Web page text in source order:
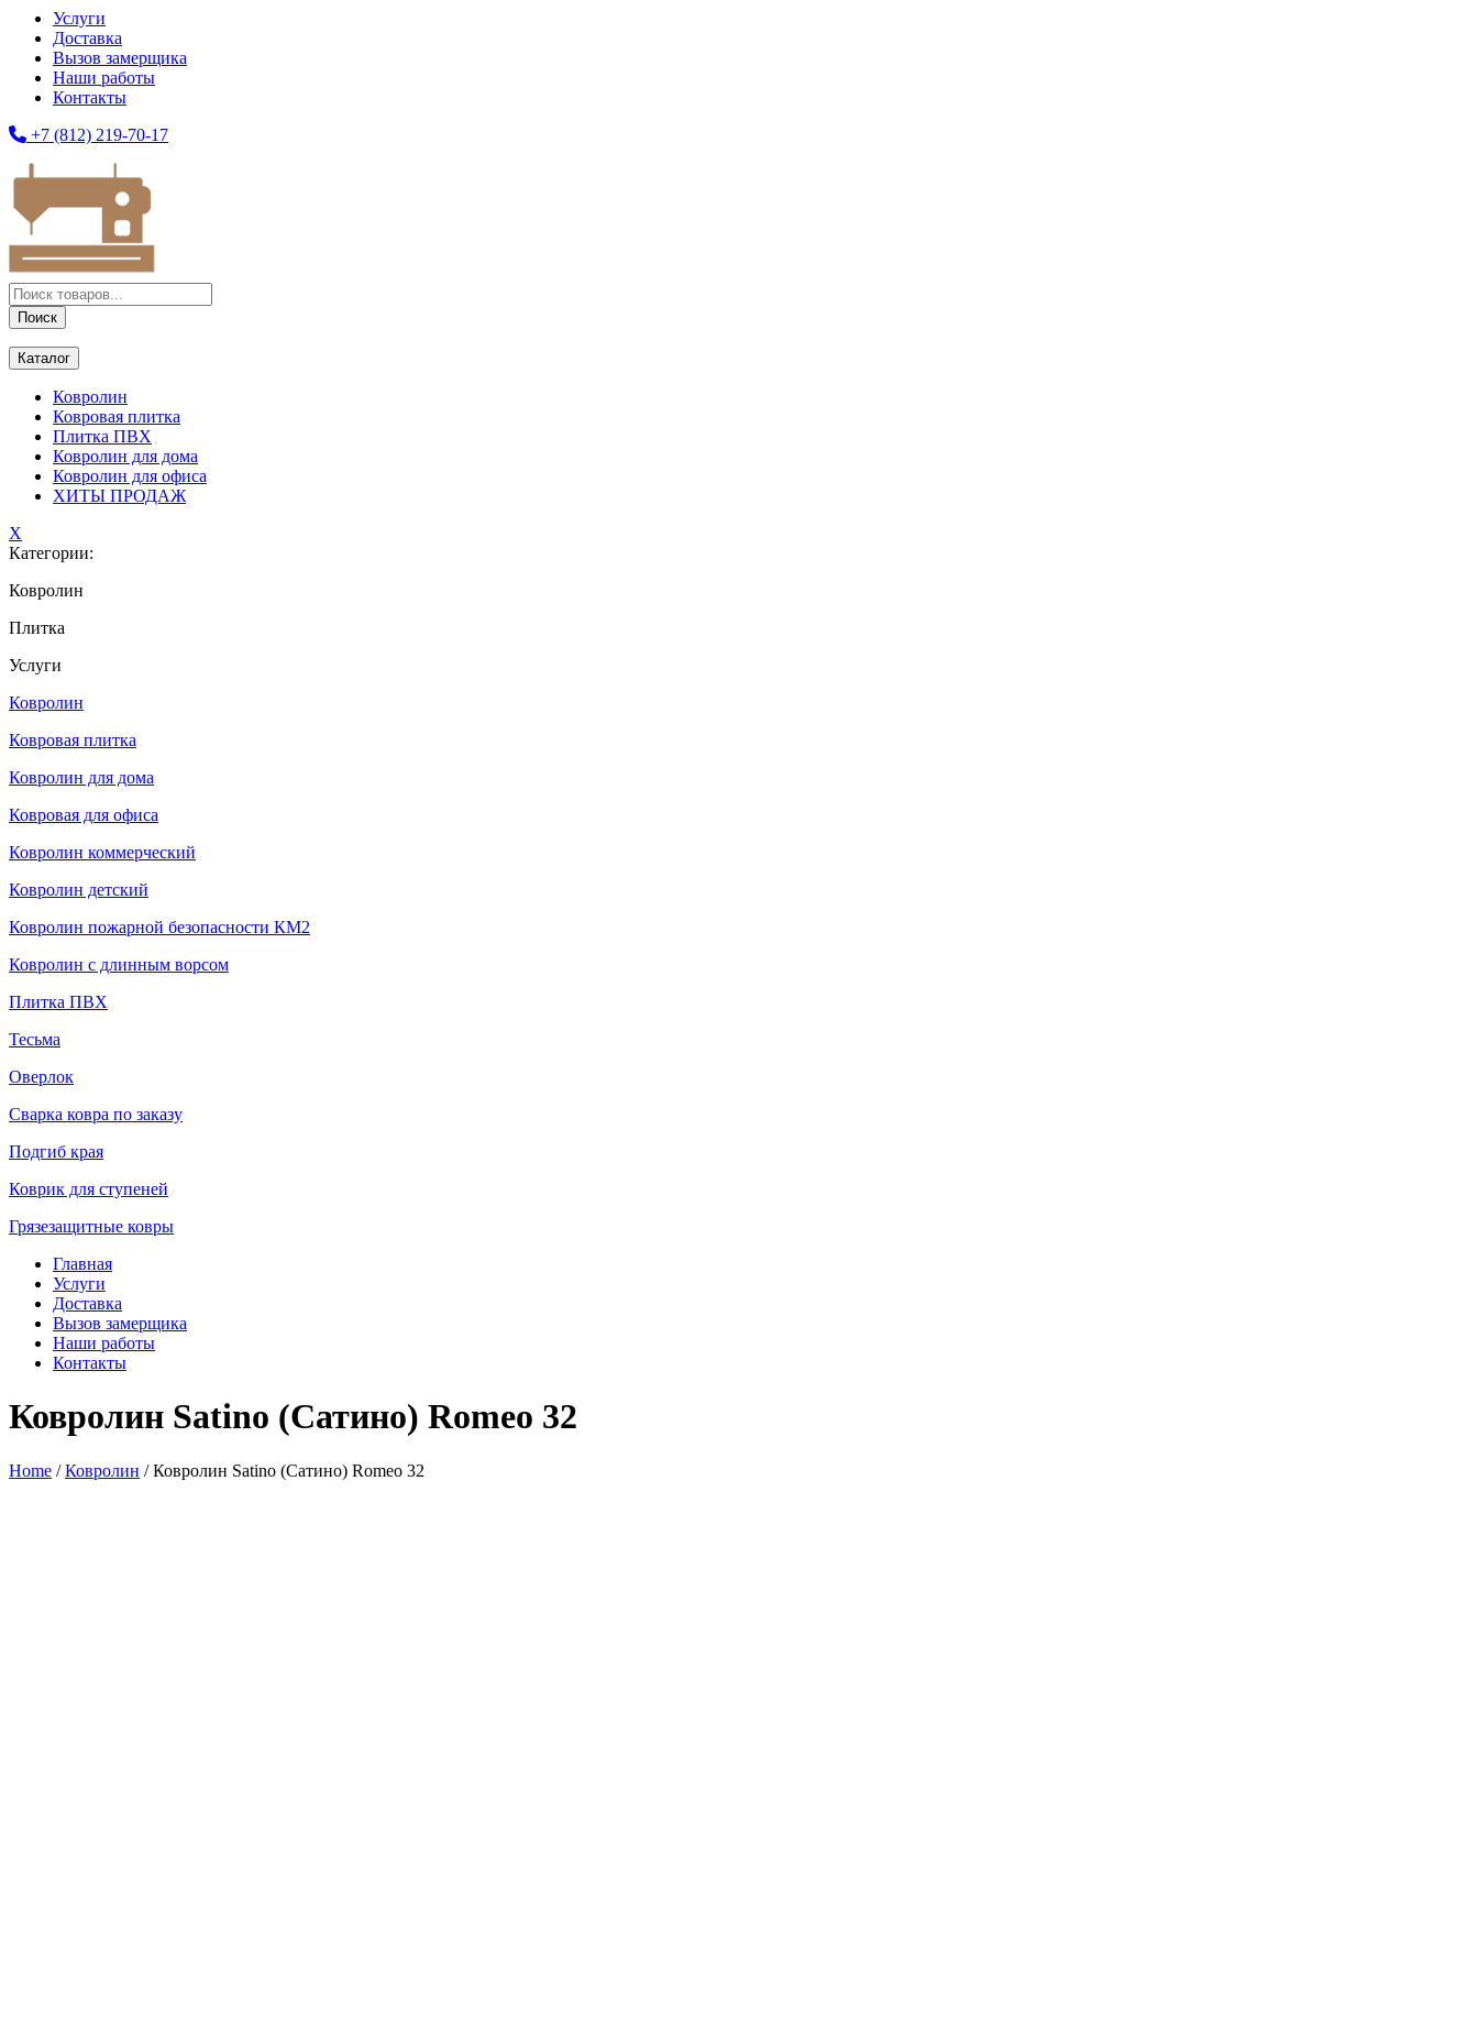
Услуги
Доставка
Вызов замерщика
Наши работы
Контакты
+7 (812) 219-70-17
Поиск
товаров
Поиск
Каталог
Ковролин
Ковровая плитка
Плитка ПВХ
Ковролин для дома
Ковролин для офиса
ХИТЫ ПРОДАЖ
X
Категории:
Ковролин
Плитка
Услуги
Ковролин
Ковровая плитка
Ковролин для дома
Ковровая для офиса
Ковролин коммерческий
Ковролин детский
Ковролин пожарной безопасности КМ2
Ковролин с длинным ворсом
Плитка ПВХ
Тесьма
Оверлок
Сварка ковра по заказу
Подгиб края
Коврик для ступеней
Грязезащитные ковры
Главная
Услуги
Доставка
Вызов замерщика
Наши работы
Контакты
Ковролин Satino (Сатино) Romeo 32
Home /Ковролин / Ковролин Satino (Сатино) Romeo 32